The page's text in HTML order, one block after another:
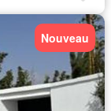
Nouveau